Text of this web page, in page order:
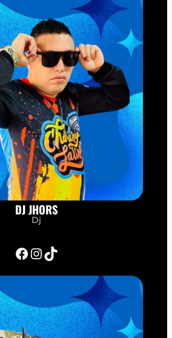
DJ JHORS
Dj
Facebook InstagramTikTok